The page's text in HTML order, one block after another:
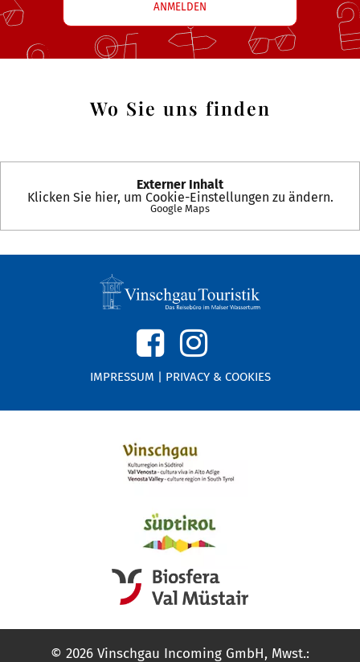
Wo Sie uns finden
Externer Inhalt
Klicken Sie hier, um Cookie-Einstellungen zu ändern.
Google Maps
IMPRESSUM | PRIVACY & COOKIES
© 2026 Vinschgau Incoming GmbH, Mwst.: